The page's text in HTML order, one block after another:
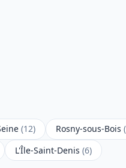
(12) Rosny-sous-Bois
L'Île-Saint-Denis (6)